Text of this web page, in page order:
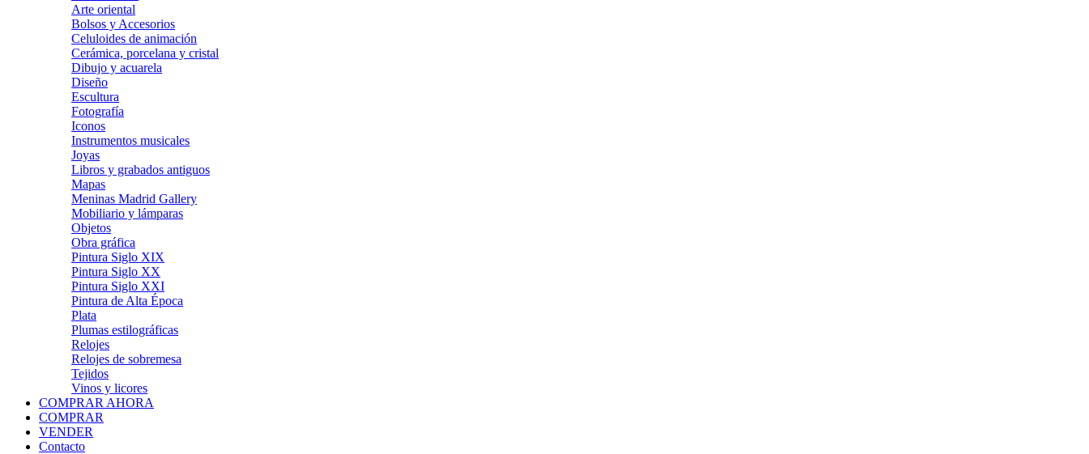
Arte oriental
Bolsos y Accesorios
Celuloides de animación
Cerámica, porcelana y cristal
Dibujo y acuarela
Diseño
Escultura
Fotografía
Iconos
Instrumentos musicales
Joyas
Libros y grabados antiguos
Mapas
Meninas Madrid Gallery
Mobiliario y lámparas
Objetos
Obra gráfica
Pintura Siglo XIX
Pintura Siglo XX
Pintura Siglo XXI
Pintura de Alta Época
Plata
Plumas estilográficas
Relojes
Relojes de sobremesa
Tejidos
Vinos y licores
COMPRAR AHORA
COMPRAR
VENDER
Contacto